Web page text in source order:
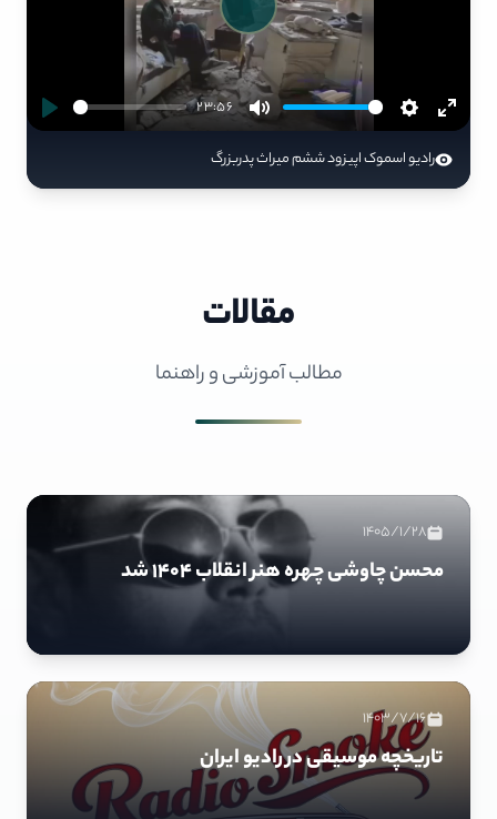
23:56
Play
رادیو اسموک اپیزود ششم میراث پدربزرگ
مقالات
مطالب آموزشی و راهنما
1405/1/28
محسن چاوشی چهره هنر انقلاب ۱۴۰۴ شد
1403/7/16
تاریخچه موسیقی در رادیو ایران